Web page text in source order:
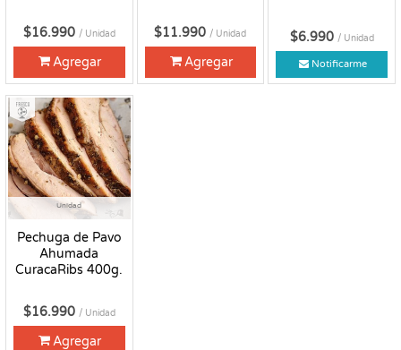
$16.990 / Unidad
Agregar
$11.990 / Unidad
Agregar
$6.990 / Unidad
Notificarme
Unidad
Pechuga de Pavo
Ahumada
CuracaRibs 400g.
Fresco
$16.990 / Unidad
Agregar